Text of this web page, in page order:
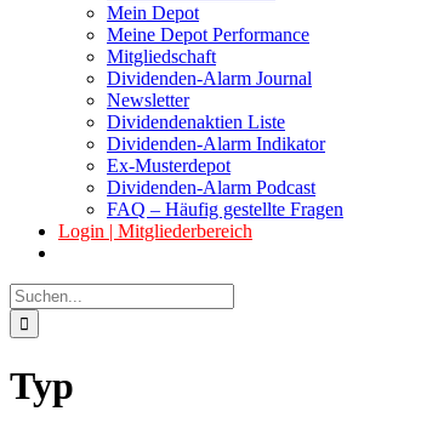
Mein Depot
Meine Depot Performance
Mitgliedschaft
Dividenden-Alarm Journal
Newsletter
Dividendenaktien Liste
Dividenden-Alarm Indikator
Ex-Musterdepot
Dividenden-Alarm Podcast
FAQ – Häufig gestellte Fragen
Login | Mitgliederbereich
Suche
nach:
Typ